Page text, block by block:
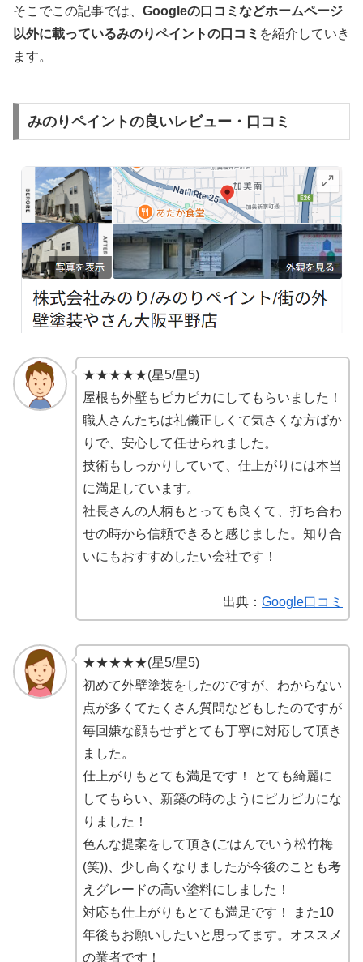
そこでこの記事では、 Googleの口コミなどホームページ
以外に載っているみのりペイントの口コミ を紹介していき
ます。
みのりペイントの良いレビュー・口コミ
★★★★★(星5/星5)
屋根も外壁もピカピカにしてもらいました！
職人さんたちは礼儀正しくて気さくな方ばか
りで、安心して任せられました。
技術もしっかりしていて、仕上がりには本当
に満足しています。
社長さんの人柄もとっても良くて、打ち合わ
せの時から信頼できると感じました。知り合
いにもおすすめしたい会社です！
出典： Google口コミ
★★★★★(星5/星5)
初めて外壁塗装をしたのですが、わからない
点が多くてたくさん質問などもしたのですが
毎回嫌な顔もせずとても丁寧に対応して頂き
ました。
仕上がりもとても満足です！ とても綺麗に
してもらい、新築の時のようにピカピカにな
りました！
色んな提案をして頂き(ごはんでいう松竹梅
(笑))、少し高くなりましたが今後のことも考
えグレードの高い塗料にしました！
対応も仕上がりもとても満足です！ また10
年後もお願いしたいと思ってます。オススメ
の業者です！